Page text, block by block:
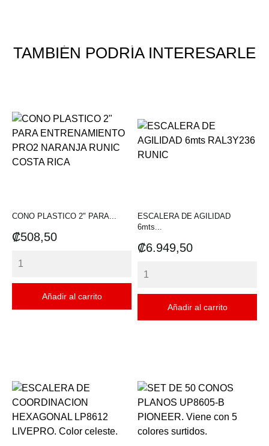
TAMBIÉN PODRÍA INTERESARLE
CONO PLASTICO 2" PARA...
Precio
₡508,50
Añadir al carrito
ESCALERA DE AGILIDAD
6mts...
Precio
₡6.949,50
Añadir al carrito